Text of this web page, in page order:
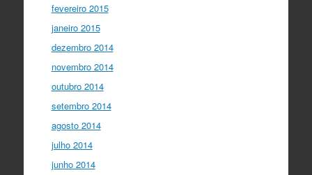
fevereiro 2015
janeiro 2015
dezembro 2014
novembro 2014
outubro 2014
setembro 2014
agosto 2014
julho 2014
junho 2014